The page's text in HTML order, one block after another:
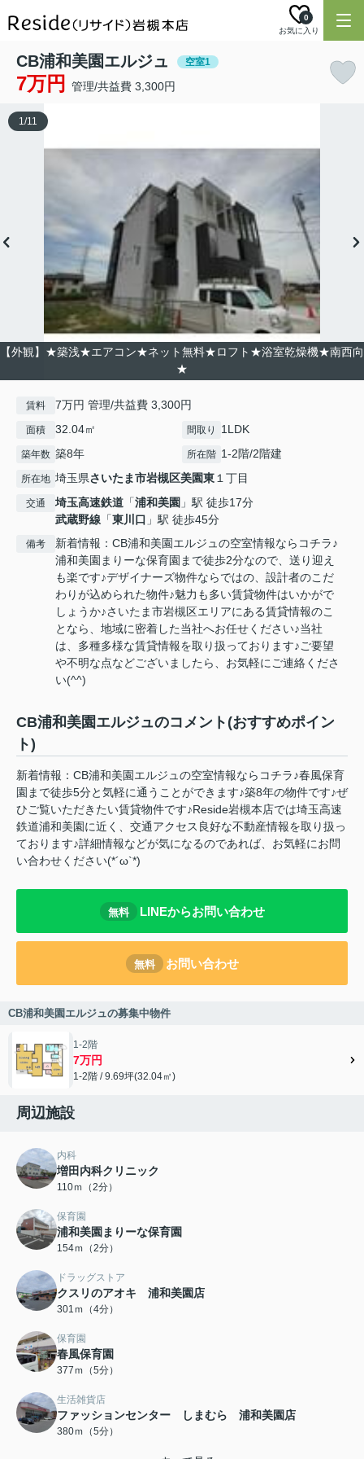
お気に入り
0
CB浦和美園エルジュ 空室1
7万円 管理/共益費 3,300円
【外観】★築浅★エアコン★ネット無料★ロフト★浴室乾燥機★南西向
★
1/11
賃料 7万円 管理/共益費 3,300円
面積 32.04㎡ 間取り 1LDK
築年数 築8年 所在階 1-2階/2階建
所在地 埼玉県さいたま市岩槻区美園東１丁目
交通 埼玉高速鉄道 「浦和美園 」駅 徒歩17分
武蔵野線 「東川口 」駅 徒歩45分
備考
新着情報：CB浦和美園エルジュの空室情報ならコチラ♪
浦和美園まりーな保育園まで徒歩2分なので、送り迎え
も楽です♪デザイナーズ物件ならではの、設計者のこだ
わりが込められた物件♪魅力も多い賃貸物件はいかがで
しょうか♪さいたま市岩槻区エリアにある賃貸情報のこ
となら、地域に密着した当社へお任せください♪当社
は、多種多様な賃貸情報を取り扱っております♪ご要望
や不明な点などございましたら、お気軽にご連絡くださ
い(^^)
CB浦和美園エルジュのコメント(おすすめポイン
ト)
新着情報：CB浦和美園エルジュの空室情報ならコチラ♪春風保育
園まで徒歩5分と気軽に通うことができます♪築8年の物件です♪ぜ
ひご覧いただきたい賃貸物件です♪Reside岩槻本店では埼玉高速
鉄道浦和美園に近く、交通アクセス良好な不動産情報を取り扱っ
ております♪詳細情報などが気になるのであれば、お気軽にお問
い合わせください(*´ω`*)
無料 LINEからお問い合わせ
無料 お問い合わせ
CB浦和美園エルジュの募集中物件
1-2階
7万円
1-2階 / 9.69坪(32.04㎡)
周辺施設
内科
増田内科クリニック
110ｍ（2分）
保育園
浦和美園まりーな保育園
154ｍ（2分）
ドラッグストア
クスリのアオキ 浦和美園店
301ｍ（4分）
保育園
春風保育園
377ｍ（5分）
生活雑貨店
ファッションセンター しまむら 浦和美園店
380ｍ（5分）